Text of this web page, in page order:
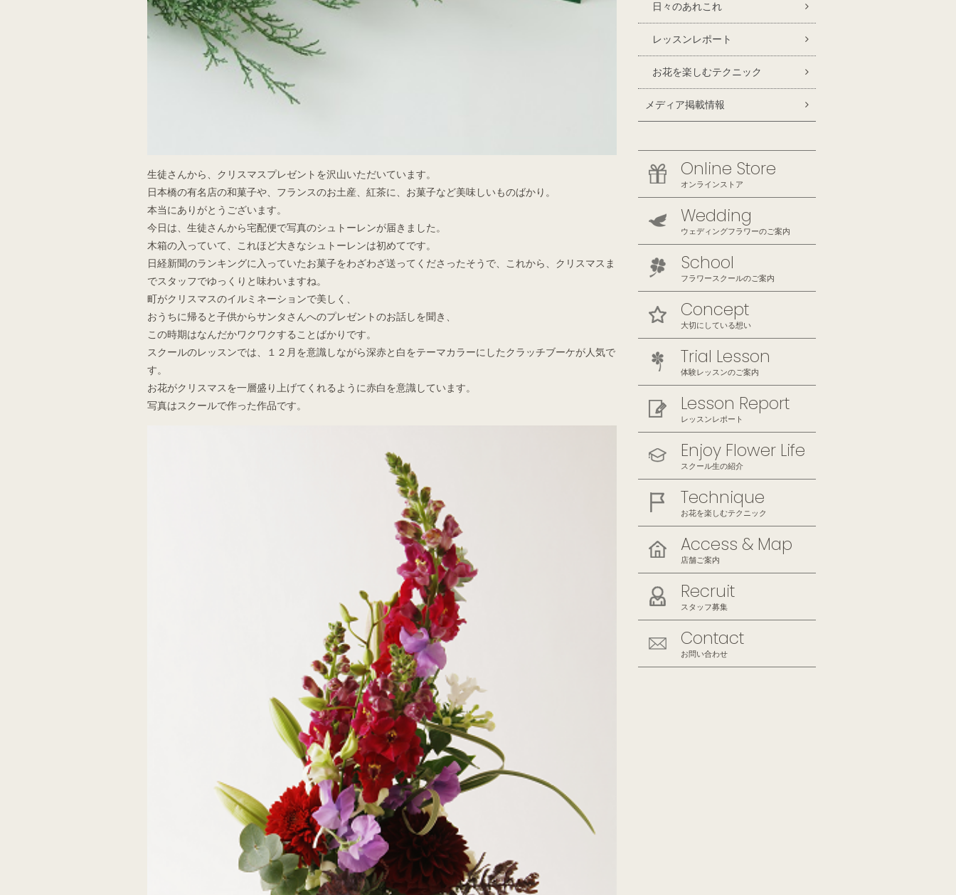
生徒さんから、クリスマスプレゼントを沢山いただいています。
日本橋の有名店の和菓子や、フランスのお土産、紅茶に、お菓子など美味しいものばかり。
本当にありがとうございます。
今日は、生徒さんから宅配便で写真のシュトーレンが届きました。
木箱の入っていて、これほど大きなシュトーレンは初めてです。
日経新聞のランキングに入っていたお菓子をわざわざ送ってくださったそうで、これから、クリスマスま
でスタッフでゆっくりと味わいますね。
町がクリスマスのイルミネーションで美しく、
おうちに帰ると子供からサンタさんへのプレゼントのお話しを聞き、
この時期はなんだかワクワクすることばかりです。
スクールのレッスンでは、１２月を意識しながら深赤と白をテーマカラーにしたクラッチブーケが人気で
す。
お花がクリスマスを一層盛り上げてくれるように赤白を意識しています。
写真はスクールで作った作品です。
日々のあれこれ
レッスンレポート
お花を楽しむテクニック
メディア掲載情報
Online Store
オンラインストア
Wedding
ウェディングフラワーのご案内
School
フラワースクールのご案内
Concept
大切にしている想い
Trial Lesson
体験レッスンのご案内
Lesson Report
レッスンレポート
Enjoy Flower Life
スクール生の紹介
Technique
お花を楽しむテクニック
Access & Map
店舗ご案内
Recruit
スタッフ募集
Contact
お問い合わせ